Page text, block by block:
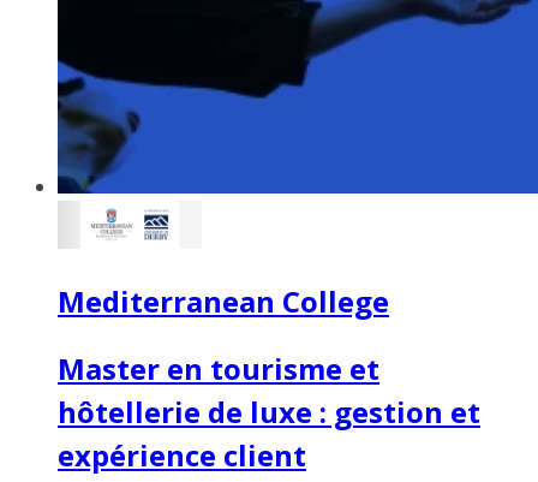
Mediterranean College
Master en tourisme et
hôtellerie de luxe : gestion et
expérience client